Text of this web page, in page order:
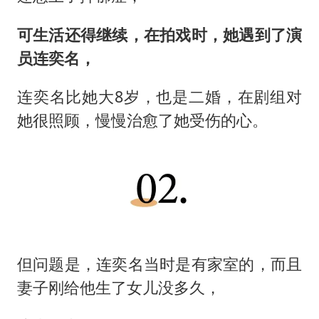
可生活还得继续，在拍戏时，她遇到了演
员连奕名，
连奕名比她大8岁，也是二婚，在剧组对
她很照顾，慢慢治愈了她受伤的心。
但问题是，连奕名当时是有家室的，而且
妻子刚给他生了女儿没多久，